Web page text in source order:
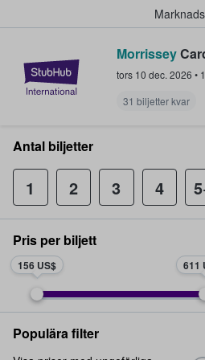
StubHub –
Morrissey
tors 10 dec. 2026 •
31 biljetter kvar
Antal biljetter
1 2 3 4
Pris per biljett
156 US$ 611
Populära filter